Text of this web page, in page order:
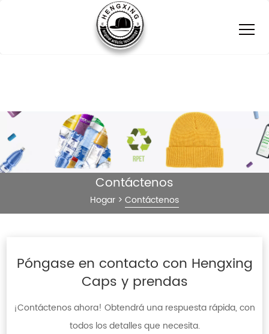
Contáctenos
Hogar > Contáctenos
Póngase en contacto con Hengxing
Caps y prendas
¡Contáctenos ahora! Obtendrá una respuesta rápida, con
todos los detalles que necesita.